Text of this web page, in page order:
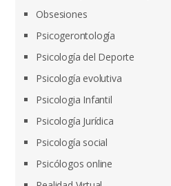
Obsesiones
Psicogerontología
Psicología del Deporte
Psicología evolutiva
Psicologia Infantil
Psicología Jurídica
Psicología social
Psicólogos online